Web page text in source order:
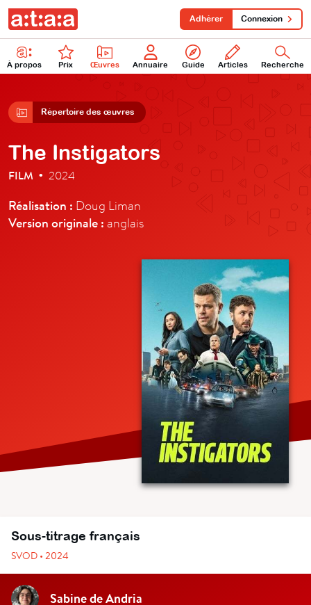
À propos Prix Œuvres Annuaire Guide Articles Recherche
Adhérer Connexion
Répertoire des œuvres
The Instigators
FILM • 2024
Réalisation : Doug Liman
Version originale : anglais
Sous-titrage français
SVOD • 2024
Sabine de Andria